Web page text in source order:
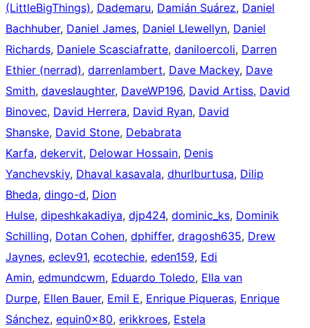
(LittleBigThings), Dademaru, Damián Suárez, Daniel
Bachhuber, Daniel James, Daniel Llewellyn, Daniel
Richards, Daniele Scasciafratte, daniloercoli, Darren
Ethier (nerrad), darrenlambert, Dave Mackey, Dave
Smith, daveslaughter, DaveWP196, David Artiss, David
Binovec, David Herrera, David Ryan, David
Shanske, David Stone, Debabrata
Karfa, dekervit, Delowar Hossain, Denis
Yanchevskiy, Dhaval kasavala, dhurlburtusa, Dilip
Bheda, dingo-d, Dion
Hulse, dipeshkakadiya, djp424, dominic_ks, Dominik
Schilling, Dotan Cohen, dphiffer, dragosh635, Drew
Jaynes, eclev91, ecotechie, eden159, Edi
Amin, edmundcwm, Eduardo Toledo, Ella van
Durpe, Ellen Bauer, Emil E, Enrique Piqueras, Enrique
Sánchez, equin0x80, erikkroes, Estela